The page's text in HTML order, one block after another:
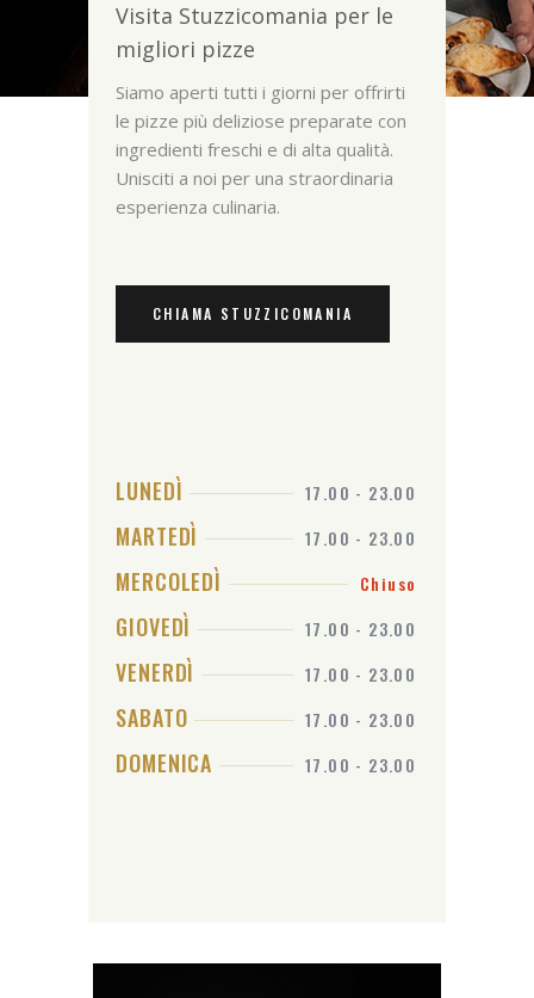
Visita Stuzzicomania per le
migliori pizze
Siamo aperti tutti i giorni per offrirti
le pizze più deliziose preparate con
ingredienti freschi e di alta qualità.
Unisciti a noi per una straordinaria
esperienza culinaria.
CHIAMA STUZZICOMANIA
LUNEDÌ 17.00 - 23.00
MARTEDÌ 17.00 - 23.00
MERCOLEDÌ Chiuso
GIOVEDÌ 17.00 - 23.00
VENERDÌ 17.00 - 23.00
SABATO 17.00 - 23.00
DOMENICA 17.00 - 23.00